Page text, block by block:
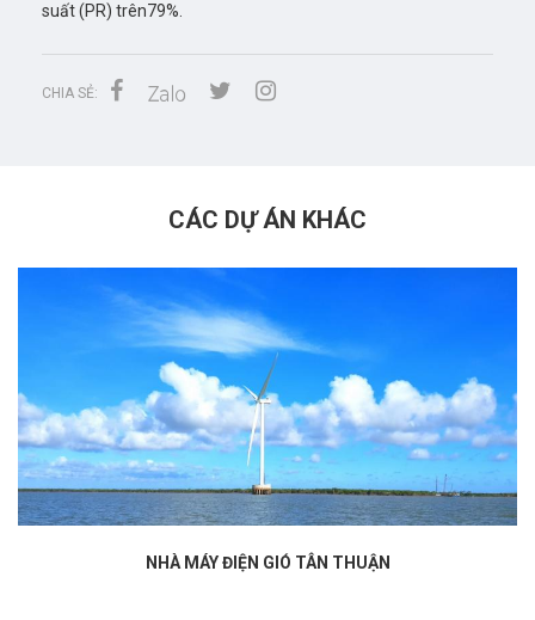
suất (PR) trên79%.
CHIA SẺ:
CÁC DỰ ÁN KHÁC
NHÀ MÁY ĐIỆN GIÓ TÂN THUẬN